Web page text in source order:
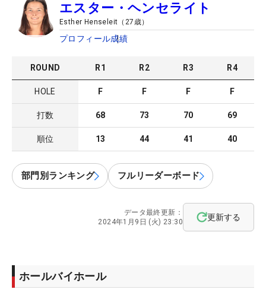
エスター・ヘンセライト
Esther Henseleit （ 27 歳）
プロフィール成績
ROUND R1 R2 R3 R4
HOLE F F F F
打数 68 73 70 69
順位 13 44 41 40
部門別ランキング フルリーダーボード
データ最終更新：
2024年1月9日 (火) 23:30
更新する
ホールバイホール